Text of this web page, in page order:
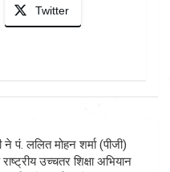
Twitter
ने पं. ललित मोहन शर्मा (पीजी)
उच्चतर शिक्षा अभियान